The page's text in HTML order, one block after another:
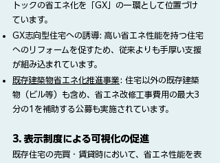
トックの省エネ化を「GX」の一環として位置づけ
ています。
GX志向型住宅への誘導: 高い省エネ性能を持つ住宅
へのリフォームを促すため、従来よりも手厚い支援
が組み込まれています。
既存建築物省エネ化推進事業: 住宅以外の既存建築
物（ビル等）も含め、省エネ改修工事費用の最大3
分の1を補助する公募も実施されています。
3. 表示制度による可視化の促進
既存住宅の売買・賃貸時において、省エネ性能を表